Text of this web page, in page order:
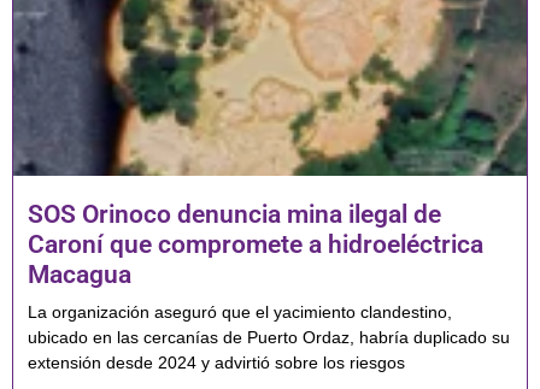
SOS Orinoco denuncia mina ilegal de
Caroní que compromete a hidroeléctrica
Macagua
La organización aseguró que el yacimiento clandestino,
ubicado en las cercanías de Puerto Ordaz, habría duplicado su
extensión desde 2024 y advirtió sobre los riesgos